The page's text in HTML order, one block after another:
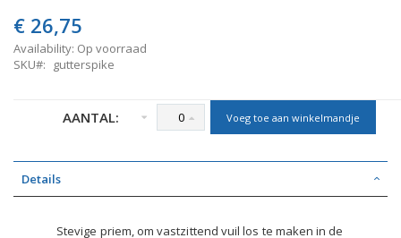
€ 26,75
Availability: Op voorraad
SKU
gutterspike
AANTAL: Voeg toe aan winkelmandje
Details
Stevige priem, om vastzittend vuil los te maken in de